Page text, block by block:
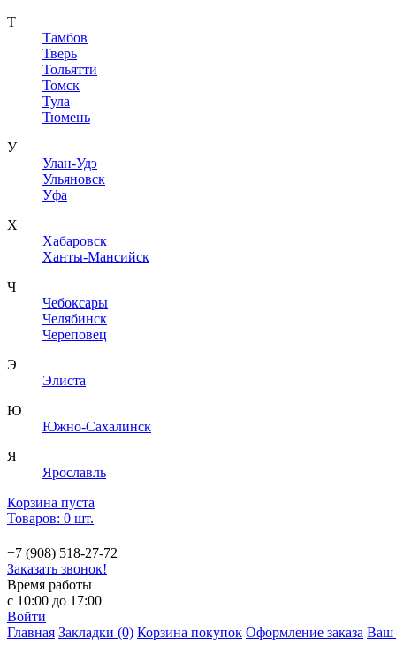
Т
Тамбов
Тверь
Тольятти
Томск
Тула
Тюмень
У
Улан-Удэ
Ульяновск
Уфа
Х
Хабаровск
Ханты-Мансийск
Ч
Чебоксары
Челябинск
Череповец
Э
Элиста
Ю
Южно-Сахалинск
Я
Ярославль
Корзина пуста
Товаров: 0 шт.
+7 (908) 518-27-72
Заказать звонок!
Время работы
с 10:00 до 17:00
Войти
Главная Закладки (0) Корзина покупок Оформление заказа Ваш